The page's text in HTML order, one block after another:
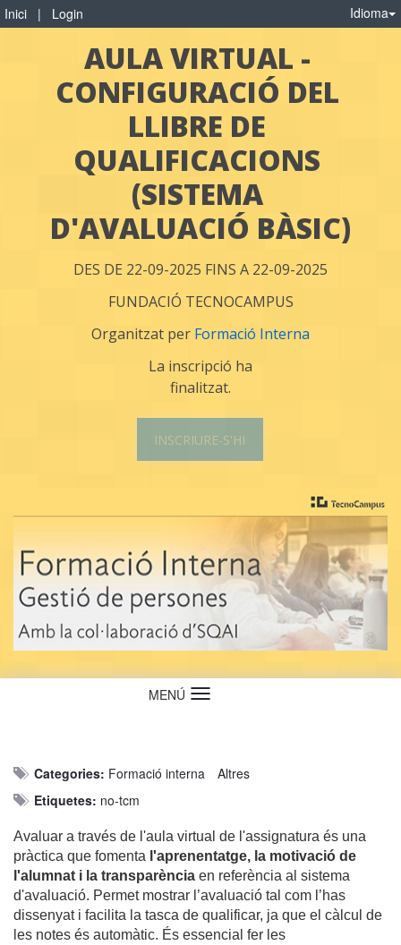
Inici | Login Idioma
AULA VIRTUAL -
CONFIGURACIÓ DEL
LLIBRE DE
QUALIFICACIONS
(SISTEMA
D'AVALUACIÓ BÀSIC)
DES DE 22-09-2025 FINS A 22-09-2025
FUNDACIÓ TECNOCAMPUS
Organitzat per Formació Interna
La inscripció ha
finalitzat.
INSCRIURE-S'HI
MENÚ Idioma
Categories: Formació interna
Altres
Etiquetes: no-tcm
Avaluar a través de l'aula virtual de l'assignatura és una
pràctica que fomenta l'aprenentatge, la motivació de
l'alumnat i la transparència en referència al sistema
d'avaluació. Permet mostrar l’avaluació tal com l’has
dissenyat i facilita la tasca de qualificar, ja que el càlcul de
les notes és automàtic. És essencial fer les